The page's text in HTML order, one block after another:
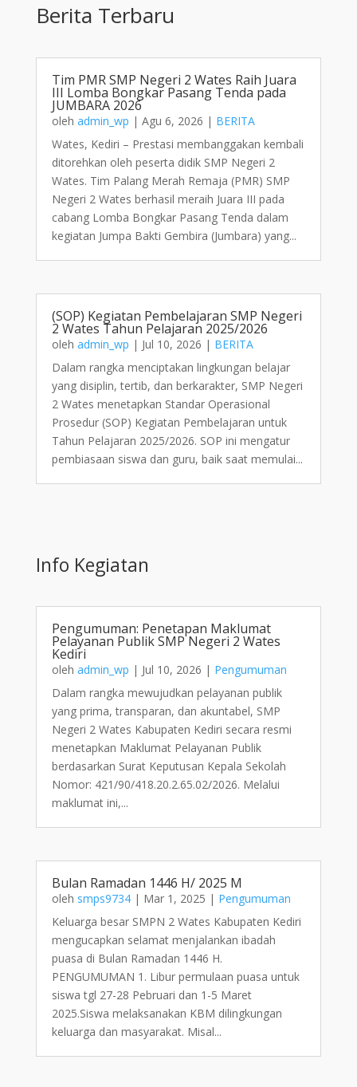
Berita Terbaru
Tim PMR SMP Negeri 2 Wates Raih Juara
III Lomba Bongkar Pasang Tenda pada
JUMBARA 2026
oleh admin_wp | Agu 6, 2026 | BERITA
Wates, Kediri – Prestasi membanggakan kembali
ditorehkan oleh peserta didik SMP Negeri 2
Wates. Tim Palang Merah Remaja (PMR) SMP
Negeri 2 Wates berhasil meraih Juara III pada
cabang Lomba Bongkar Pasang Tenda dalam
kegiatan Jumpa Bakti Gembira (Jumbara) yang...
(SOP) Kegiatan Pembelajaran SMP Negeri
2 Wates Tahun Pelajaran 2025/2026
oleh admin_wp | Jul 10, 2026 | BERITA
Dalam rangka menciptakan lingkungan belajar
yang disiplin, tertib, dan berkarakter, SMP Negeri
2 Wates menetapkan Standar Operasional
Prosedur (SOP) Kegiatan Pembelajaran untuk
Tahun Pelajaran 2025/2026. SOP ini mengatur
pembiasaan siswa dan guru, baik saat memulai...
Info Kegiatan
Pengumuman: Penetapan Maklumat
Pelayanan Publik SMP Negeri 2 Wates
Kediri
oleh admin_wp | Jul 10, 2026 | Pengumuman
Dalam rangka mewujudkan pelayanan publik
yang prima, transparan, dan akuntabel, SMP
Negeri 2 Wates Kabupaten Kediri secara resmi
menetapkan Maklumat Pelayanan Publik
berdasarkan Surat Keputusan Kepala Sekolah
Nomor: 421/90/418.20.2.65.02/2026. Melalui
maklumat ini,...
Bulan Ramadan 1446 H/ 2025 M
oleh smps9734| Mar 1, 2025 | Pengumuman
Keluarga besar SMPN 2 Wates Kabupaten Kediri
mengucapkan selamat menjalankan ibadah
puasa di Bulan Ramadan 1446 H.
PENGUMUMAN 1. Libur permulaan puasa untuk
siswa tgl 27-28 Pebruari dan 1-5 Maret
2025.Siswa melaksanakan KBM dilingkungan
keluarga dan masyarakat. Misal...